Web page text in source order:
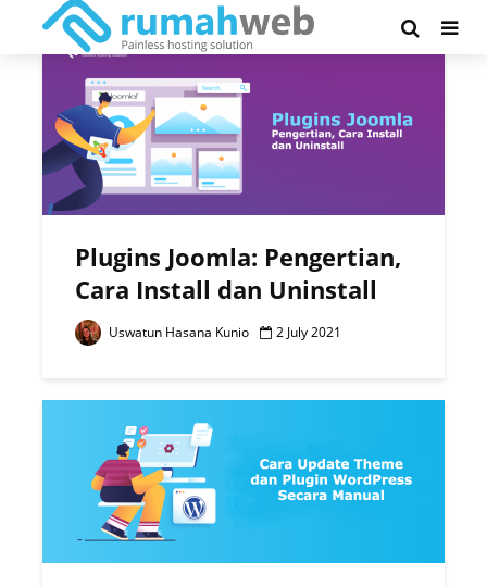
Tag - plugins
Plugins Joomla: Pengertian,
Cara Install dan Uninstall
Uswatun Hasana Kunio 2 July 2021